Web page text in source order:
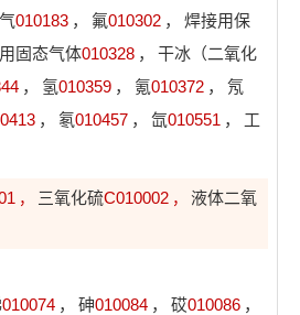
010183 ， 氟010302 ，
焊接用保
固态气体010328 ，
干冰（二氧化
， 氢010359 ， 氪010372 ，
氖
， 氡010457 ， 氙010551 ，
工
， 三氧化硫C010002 ，
液体二氧
010074 ， 砷010084 ， 砹010086 ，